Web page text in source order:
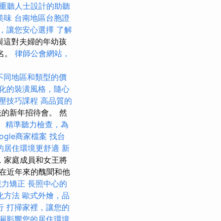
聽人士設計的助聽
味 台南地區台胞證
讓您安心選擇 了解
對夫婦的年幼孩
。 律師公會網站，
同地區和類型的價
的裝潢風格，隨心
技巧課程 高品質的
新年招待會。 然
精準聽力檢查，為
商家檔案 找台
居住環境更舒適 新
庭成員和女王將
近年來的醜聞和他
矯正 長照中心的
方法 歐式外燴，品
打掃家裡，讓您的
影響您的居住環境